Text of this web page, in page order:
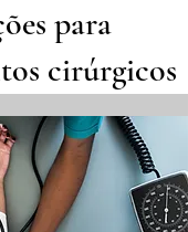
para
cirúrgicos